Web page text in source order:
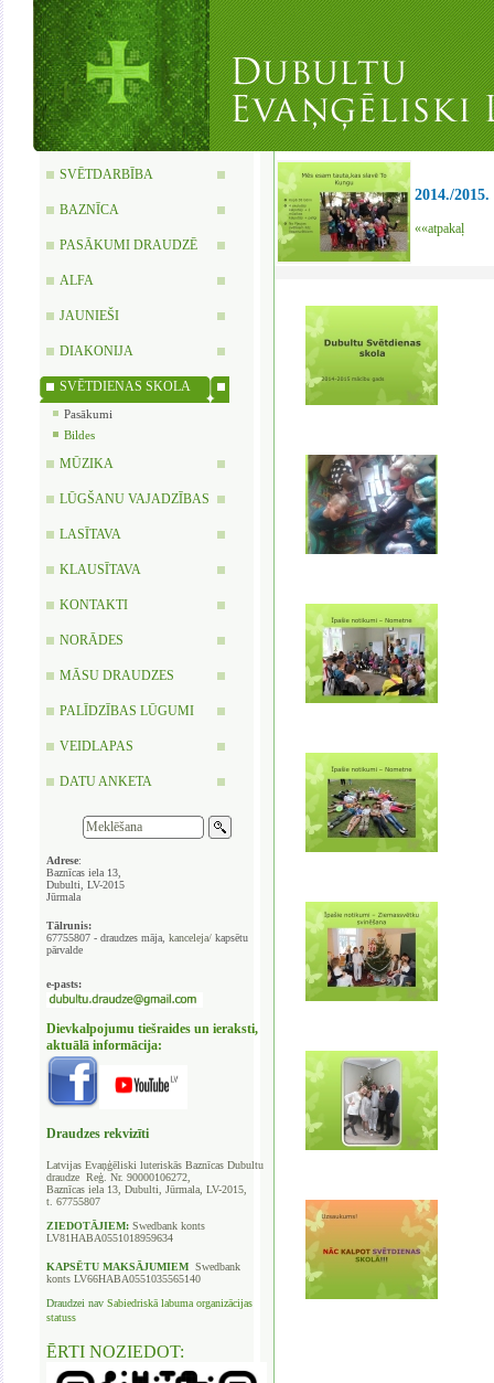
SVĒTDARBĪBA
BAZNĪCA
PASĀKUMI DRAUDZĒ
ALFA
JAUNIEŠI
DIAKONIJA
SVĒTDIENAS SKOLA
Pasākumi
Bildes
MŪZIKA
LŪGŠANU VAJADZĪBAS
LASĪTAVA
KLAUSĪTAVA
KONTAKTI
NORĀDES
MĀSU DRAUDZES
PALĪDZĪBAS LŪGUMI
VEIDLAPAS
DATU ANKETA
Adrese:
Baznīcas iela 13,
Dubulti, LV-2015
Jūrmala
Tālrunis:
67755807 - draudzes māja, kanceleja/ kapsētu
pārvalde
e-pasts:
Dievkalpojumu tiešraides un ieraksti,
aktuālā informācija:
Draudzes rekvizīti
Latvijas Evaņģēliski luteriskās Baznīcas Dubultu
draudze Reģ. Nr. 90000106272,
Baznīcas iela 13, Dubulti, Jūrmala, LV-2015,
t. 67755807
ZIEDOTĀJIEM: Swedbank konts
LV81HABA0551018959634
KAPSĒTU MAKSĀJUMIEM Swedbank
konts LV66HABA0551035565140
Draudzei nav Sabiedriskā labuma organizācijas
statuss
ĒRTI NOZIEDOT:
2014./
««atpakaļ